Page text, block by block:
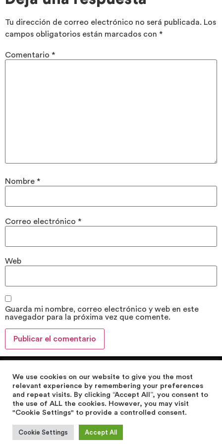
Tu dirección de correo electrónico no será publicada. Los
campos obligatorios están marcados con *
Comentario *
Nombre *
Correo electrónico *
Web
Guarda mi nombre, correo electrónico y web en este
navegador para la próxima vez que comente.
Design web by einagràfic >> Group Einatec Consulting
AVISO LEGAL|POLÍTICA DE PRIVACIDAD
COOKIES
We use cookies on our website to give you the most
relevant experience by remembering your preferences
and repeat visits. By clicking “Accept All”, you consent to
the use of ALL the cookies. However, you may visit
"Cookie Settings" to provide a controlled consent.
Cookie Settings Accept All